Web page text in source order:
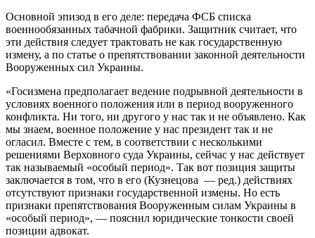
Основной эпизод в его деле: передача ФСБ списка
военнообязанных табачной фабрики. Защитник считает, что
эти действия следует трактовать не как государственную
измену, а по статье о препятствовании законной деятельности
Вооруженных сил Украины.
«Госизмена предполагает ведение подрывной деятельности в
условиях военного положения или в период вооруженного
конфликта. Ни того, ни другого у нас так и не объявлено. Как
мы знаем, военное положение у нас президент так и не
огласил. Вместе с тем, в соответствии с несколькими
решениями Верховного суда Украины, сейчас у нас действует
так называемый «особый период». Так вот позиция защиты
заключается в том, что в его (Кузнецова — ред.) действиях
отсутствуют признаки государственной измены. Но есть
признаки препятствования Вооруженным силам Украины в
«особый период», — пояснил юридические тонкости своей
позиции адвокат.